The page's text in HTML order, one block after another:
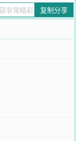
复制分享